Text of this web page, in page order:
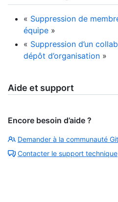
« Suppression de
équipe »
« Suppression d’un
dépôt d’organisation »
Aide et support
Encore besoin d’aide ?
Demander à la communauté
Contacter le support technique